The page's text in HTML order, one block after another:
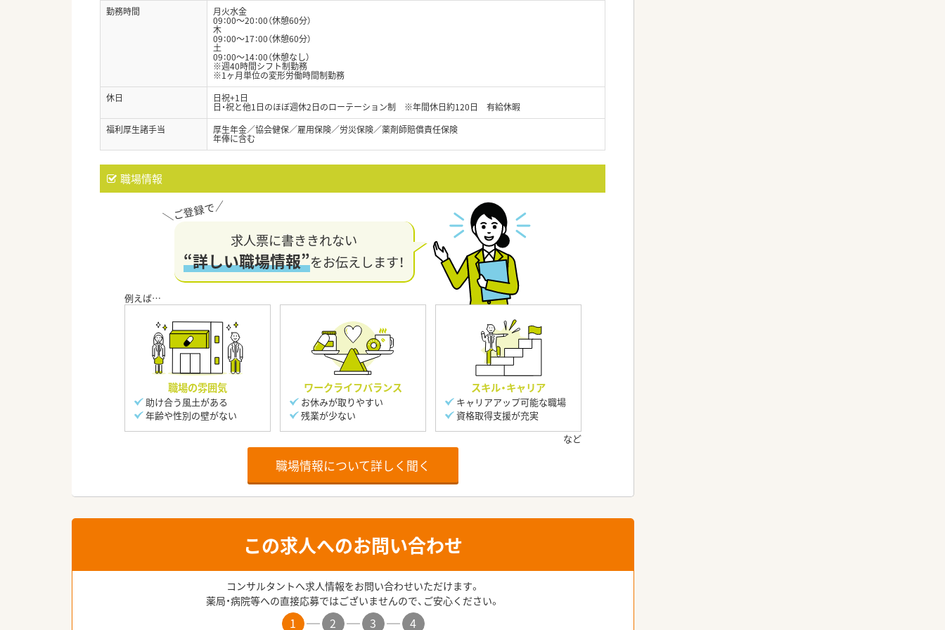
勤務時間
月火水金
09：00～20：00（休憩60分）
木
09：00～17：00（休憩60分）
土
09：00～14：00（休憩なし）
※週40時間シフト制勤務
※1ヶ月単位の変形労働時間制勤務
休日
日祝+1日
日・祝と他1日のほぼ週休2日のローテーション制 ※年間休日約120日 有給休暇
福利厚生諸手当
厚生年金／協会健保／雇用保険／労災保険／薬剤師賠償責任保険
年俸に含む
職場情報
求人票に書ききれない
“詳しい職場情報”をお伝えします！
職場の雰囲気
助け合う風土がある
年齢や性別の壁がない
ワークライフバランス
お休みが取りやすい
残業が少ない
スキル・キャリア
キャリアアップ可能な職場
資格取得支援が充実
職場情報について詳しく聞く
この求人へのお問い合わせ
コンサルタントへ求人情報をお問い合わせいただけます。
薬局・病院等への直接応募ではございませんので、ご安心ください。
1 2 3 4